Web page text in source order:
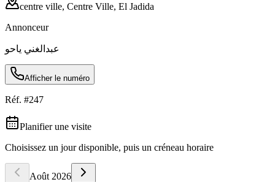
centre ville, Centre Ville, El Jadida
Annonceur
عبدالغني ياحو
Afficher le numéro
Réf. #247
Planifier une visite
Choisissez un jour disponible, puis un créneau horaire
Août 2026